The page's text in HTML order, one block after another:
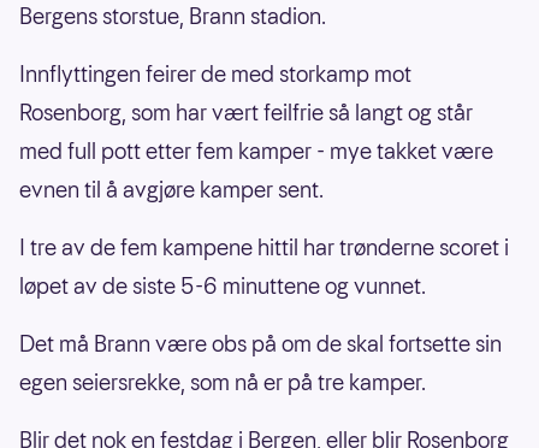
Bergens storstue, Brann stadion.
Innflyttingen feirer de med storkamp mot
Rosenborg, som har vært feilfrie så langt og står
med full pott etter fem kamper - mye takket være
evnen til å avgjøre kamper sent.
I tre av de fem kampene hittil har trønderne scoret i
løpet av de siste 5-6 minuttene og vunnet.
Det må Brann være obs på om de skal fortsette sin
egen seiersrekke, som nå er på tre kamper.
Blir det nok en festdag i Bergen, eller blir Rosenborg